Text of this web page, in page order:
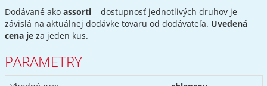
Dodávané ako assorti= dostupnosť jednotlivých druhov je
závislá na aktuálnej dodávke tovaru od dodávateľa. Uvedená
cena jeza jeden kus.
PARAMETRY